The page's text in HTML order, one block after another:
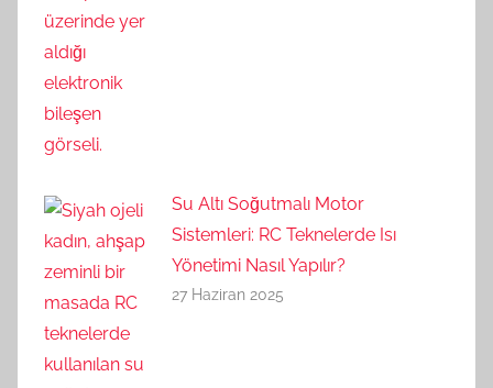
Su Altı Soğutmalı Motor
Sistemleri: RC Teknelerde Isı
Yönetimi Nasıl Yapılır?
27 Haziran 2025